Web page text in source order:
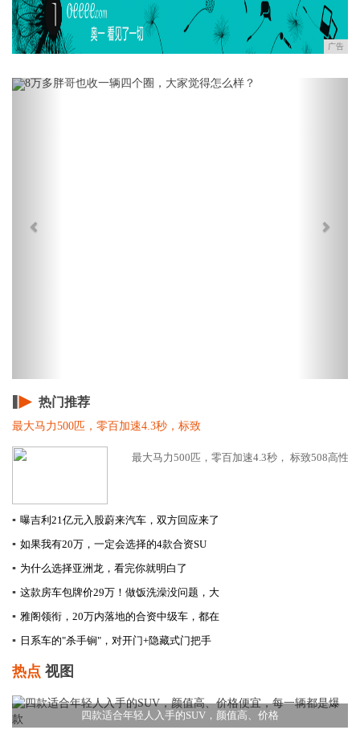
广告
Previous
热门推荐
最大马力500匹，零百加速4.3秒，标致
最大马力500匹，零百加速4.3秒， 标致508高性
▪ 曝吉利21亿元入股蔚来汽车，双方回应来了
▪ 如果我有20万，一定会选择的4款合资SU
▪ 为什么选择亚洲龙，看完你就明白了
▪ 这款房车包牌价29万！做饭洗澡没问题，大
▪ 雅阁领衔，20万内落地的合资中级车，都在
▪ 日系车的"杀手锏"，对开门+隐藏式门把手
热点 视图
四款适合年轻人入手的SUV，颜值高、价格